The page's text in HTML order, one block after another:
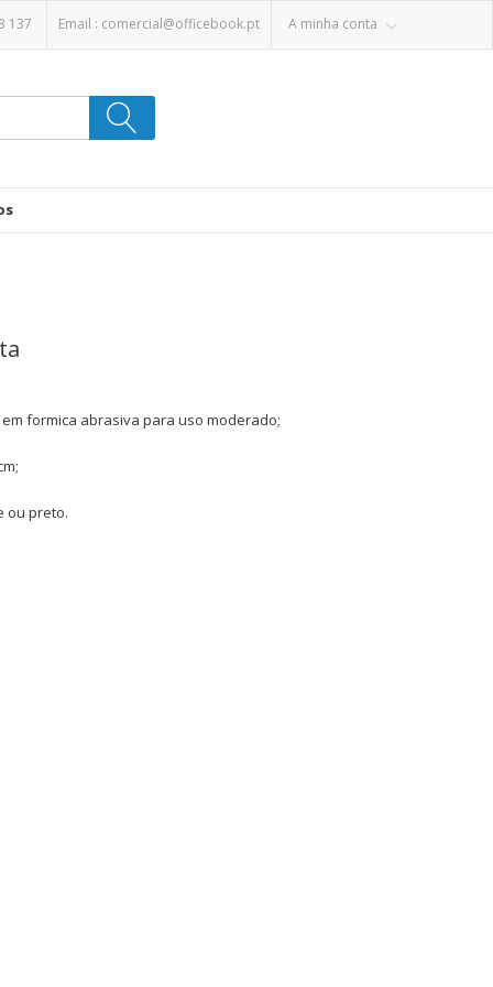
A minha conta
137 Email : comercial@officebook.pt
formica abrasiva para uso moderado;
ou preto.